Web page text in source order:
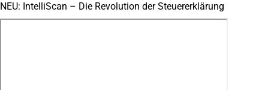
NEU: IntelliScan – Die Revolution der Steuererklärung